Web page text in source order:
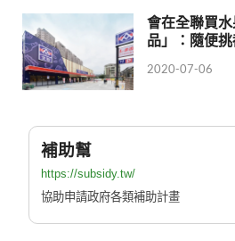
會在全聯買
品」：隨便
2020-07-06
補助幫
https://subsidy.tw/
協助申請政府各類補助計畫